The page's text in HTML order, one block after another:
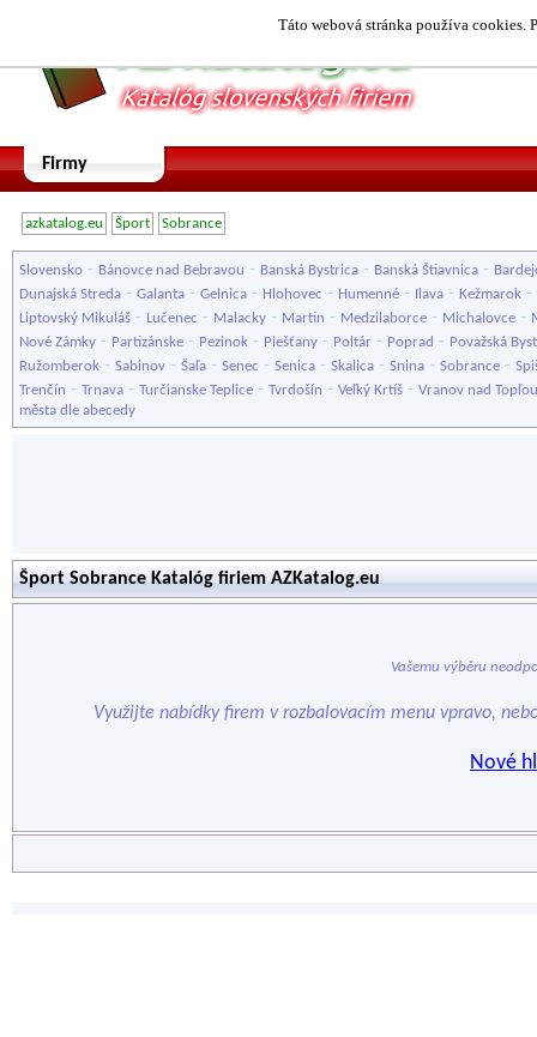
Táto webová stránka používa cookies.
Firmy
azkatalog.eu Šport Sobrance
Slovensko - Bánovce nad Bebravou - Banská Bystrica - Banská Štiavnica -
Dunajská Streda - Galanta - Gelnica - Hlohovec - Humenné - Ilava - Kežmarok -
Liptovský Mikuláš - Lučenec - Malacky - Martin - Medzilaborce - Michalovce -
Nové Zámky - Partizánske - Pezinok - Piešťany - Poltár - Poprad - Považská
Ružomberok - Sabinov - Šaľa - Senec - Senica - Skalica - Snina - Sobrance -
Trenčín - Trnava - Turčianske Teplice - Tvrdošín - Veľký Krtíš - Vranov nad Topľou
města dle abecedy
Šport Sobrance Katalóg firiem AZKatalog.eu
Vašemu výběru
Využijte nabídky firem v rozbalovacím menu vpravo,
Nové